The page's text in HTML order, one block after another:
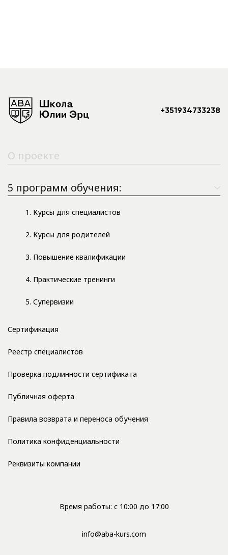
+351934733238
О проекте
5 программ обучения:
1. Курсы для специалистов
2. Курсы для родителей
3. Повышение квалификации
4. Практические тренинги
5. Супервизии
Сертификация
Реестр специалистов
Проверка подлинности сертификата
Публичная оферта
Правила возврата и переноса обучения
Политика конфиденциальности
Реквизиты компании
Время работы: с 10:00 до 17:00
info@aba-kurs.com